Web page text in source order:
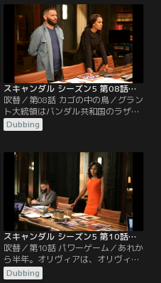
件を追及される。グラントは大統領
特権を行使して証言を回避。サイラ
スは、オリヴィアもグラントと結婚
すれば配偶者特権で証言を回避でき
ると進言する…。
スキャンダル シーズン5 第08話／吹替
吹替／第08話 カゴの中の鳥／グラン
ト大統領はバンダル共和国のラザニ
大統領をホワイトハウスに迎え、核
開発合意に向けた最終調整を行なっ
を認めてくれたらバンダル共和国の
秘密の核施設の情報を教えると持ち
掛けられたオリヴィアは、事務所の
メンバーにナヴィドが言う場所を確
認させる…。
Dubbing
スキャンダル シーズン5 第10話／吹替
吹替／第10話 パワーゲーム／あれか
ら半年。オリヴィアは、オリヴィ
ア・ポープ＆アソシエイツに完全復
Dubbing